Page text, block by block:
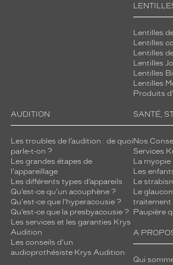
Lentilles
Lentilles
Lentilles
Lentilles
Lentilles
Lentilles
Produits
AUDITION
Les troubles de l’audition : de quoi
parle-t-on ?
Les grandes étapes de
l'appareillage
Les différents types d’appareils
Qu’est-ce qu'un acouphène ?
Qu'est-ce que l'hyperacousie ?
Qu’est-ce que la presbyacousie ?
Les services et les garanties Krys
Audition
Les conseils d'un
audioprothésiste Krys Audition
SANTÉ,
Nos
Services
La myopie
Les
Le
Le
traitement
Paupière
A
Qui